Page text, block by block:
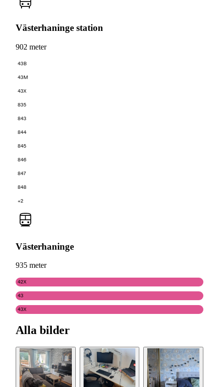
Västerhaninge station
902 meter
43B
43M
43X
835
843
844
845
846
847
848
+2
Västerhaninge
935 meter
42X
43
43X
Alla bilder